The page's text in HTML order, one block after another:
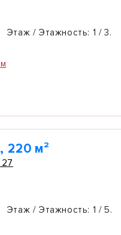
Этаж / Этажность: 1 / 3.
220 м²
Этаж / Этажность: 1 / 5.